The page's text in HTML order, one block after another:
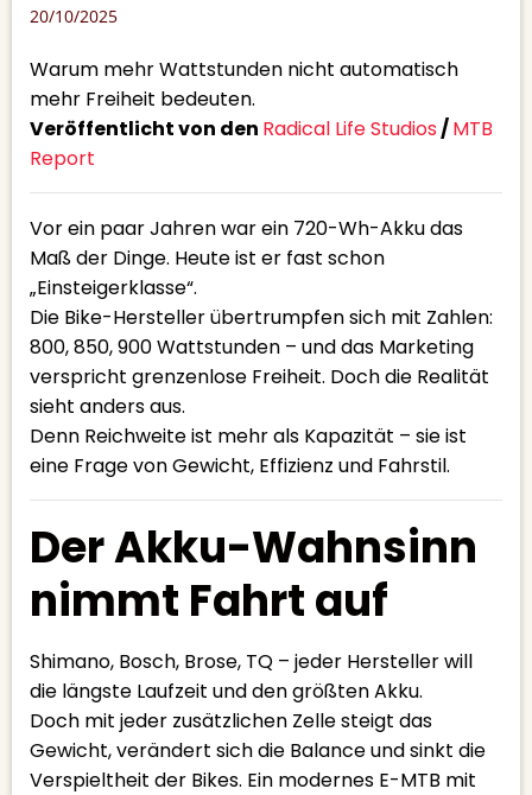
20/10/2025
Warum mehr Wattstunden nicht automatisch
mehr Freiheit bedeuten.
Veröffentlicht von den Radical Life Studios/MTB
Report
Vor ein paar Jahren war ein 720-Wh-Akku das
Maß der Dinge. Heute ist er fast schon
„Einsteigerklasse“.
Die Bike-Hersteller übertrumpfen sich mit Zahlen:
800, 850, 900 Wattstunden – und das Marketing
verspricht grenzenlose Freiheit. Doch die Realität
sieht anders aus.
Denn Reichweite ist mehr als Kapazität – sie ist
eine Frage von Gewicht, Effizienz und Fahrstil.
Der Akku-Wahnsinn
nimmt Fahrt auf
Shimano, Bosch, Brose, TQ – jeder Hersteller will
die längste Laufzeit und den größten Akku.
Doch mit jeder zusätzlichen Zelle steigt das
Gewicht, verändert sich die Balance und sinkt die
Verspieltheit der Bikes. Ein modernes E-MTB mit